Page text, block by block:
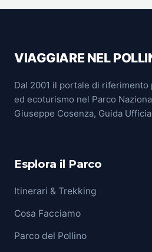
VIAGGIARE NEL
Dal 2001 il portale di
ed ecoturismo nel Parco
Giuseppe Cosenza, Guida
Esplora il Parco
Itinerari & Trekking
Cosa Facciamo
Parco del Pollino